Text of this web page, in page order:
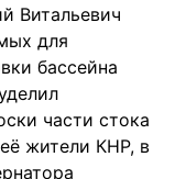
Витальевич
для
бассейна
части стока
жители КНР, в